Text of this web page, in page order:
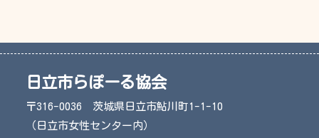
日立市らぽーる協会
〒316-0036 茨城県日立市鮎川町1-1-10
（日立市女性センター内）